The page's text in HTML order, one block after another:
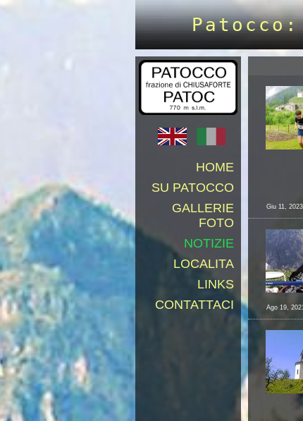
HOME
SU PATOCCO
GALLERIE
FOTO
NOTIZIE
LOCALITA
LINKS
CONTATTACI
Giu 11, 2023
Ago 19,